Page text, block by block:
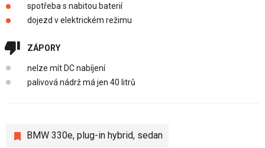
spotřeba s nabitou baterií
dojezd v elektrickém režimu
ZÁPORY
nelze mít DC nabíjení
palivová nádrž má jen 40 litrů
BMW 330e, plug-in hybrid, sedan